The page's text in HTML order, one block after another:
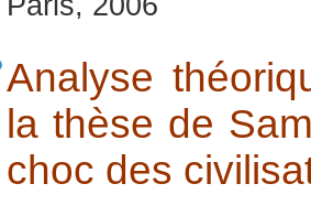
Analyse
la thèse de
choc des